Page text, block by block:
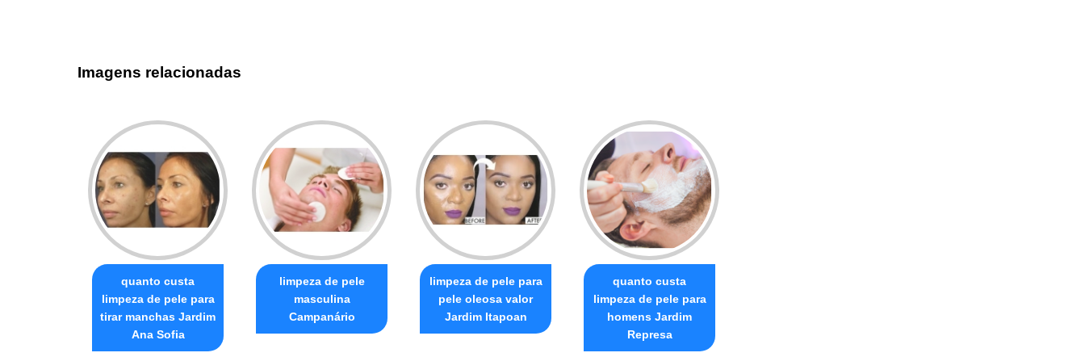
Imagens relacionadas
quanto custa
limpeza de pele para
tirar manchas Jardim
Ana Sofia
limpeza de pele
masculina
Campanário
limpeza de pele para
pele oleosa valor
Jardim Itapoan
quanto custa
limpeza de pele para
homens Jardim
Represa